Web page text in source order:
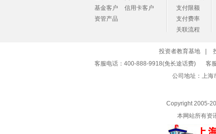
基金客户
信用卡客户
资管产品
支付限额
支付费率
关联流程
投资者教育基地
客服电话：400-888-9918(免长途话费)
客
公司地址：上海
Copyright 2005-
本网站所有资